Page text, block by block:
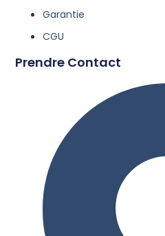
Garantie
CGU
Prendre Contact